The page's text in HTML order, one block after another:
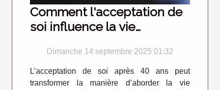
Comment l'acceptation de
soi influence la vie
Dimanche 14 septembre 2025 01:32
L’acceptation de soi après 40 ans peut
transformer la manière d’aborder la vie